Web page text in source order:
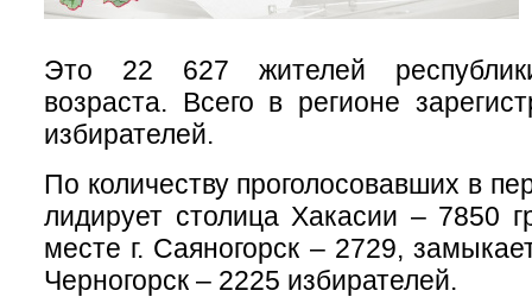
Это 22 627 жителей республики
возраста. Всего в регионе
избирателей.
По количеству проголосовавших в
лидирует столица Хакасии – 7850
месте г. Саяногорск – 2729,
Черногорск – 2225 избирателей.